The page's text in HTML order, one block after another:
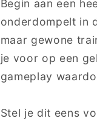
Begin aan een
onderdompelt in
maar gewone
je voor op een
gameplay
Stel je dit eens